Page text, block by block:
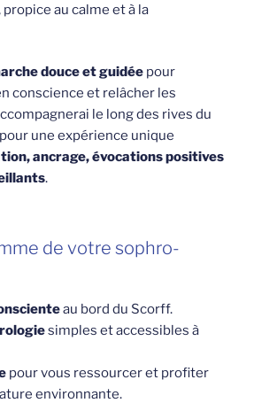
au calme et à la
douce et guidée pour
conscience et relâcher les
le long des rives du
une expérience unique
ancrage, évocations positives
.
de votre sophro-
au bord du Scorff.
simples et accessibles à
pour vous ressourcer et profiter
environnante.